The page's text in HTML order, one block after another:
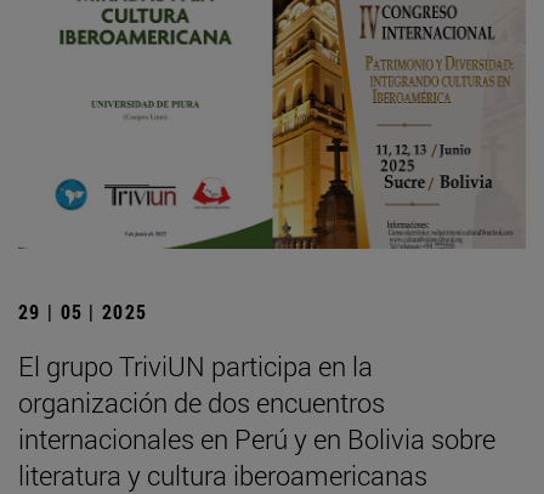
29 | 05 | 2025
El grupo TriviUN participa en la
organización de dos encuentros
internacionales en Perú y en Bolivia sobre
literatura y cultura iberoamericanas